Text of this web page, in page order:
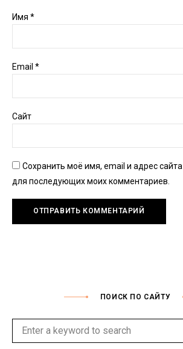
Имя *
Email *
Сайт
Сохранить моё имя, email и адрес
для последующих моих комментариев.
ПОИСК ПО САЙТУ
Search